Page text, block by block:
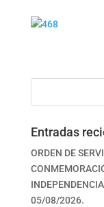
Entradas
ORDEN DE
05/08/2026.